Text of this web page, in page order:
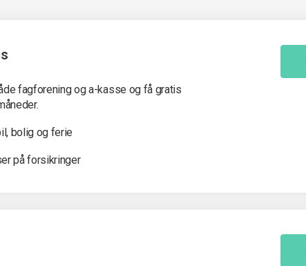
fagforening og a-kasse og få gratis
bolig og ferie
på forsikringer